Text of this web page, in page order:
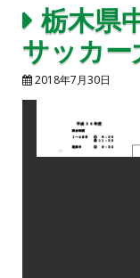
栃木県
サッカー
2018年7月30日